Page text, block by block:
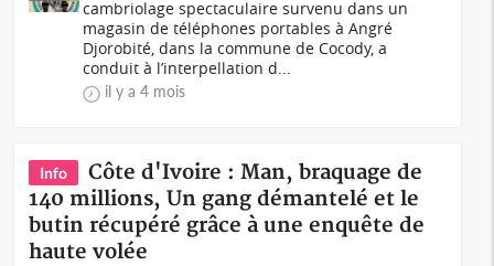
cambriolage spectaculaire survenu dans un
magasin de téléphones portables à Angré
Djorobité, dans la commune de Cocody, a
conduit à l’interpellation d...
il y a 4 mois
Info
Côte d'Ivoire : Man, braquage de
140 millions, Un gang démantelé et le
butin récupéré grâce à une enquête de
haute volée